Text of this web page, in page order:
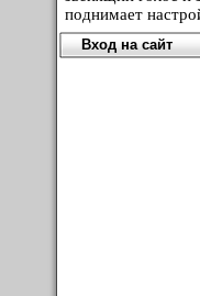
поднимает
Вход на сайт